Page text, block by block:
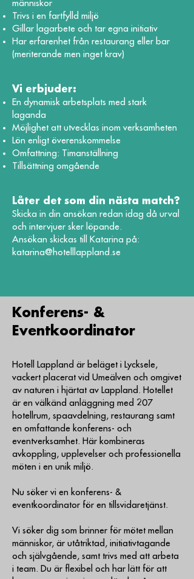
människor
Trivs i en fartfylld miljö
Gillar lagarbete och tar egna initiativ
Har erfarenhet från restaurang eller bar
(meriterande men inget krav)
Vi erbjuder:
En dynamisk arbetsplats med stark
laganda
Möjlighet att utvecklas inom verksamheten
Lön enligt överenskommelse
Omfattning: Timanställning
Tillsättning omgående
Låter det som din nästa match?
Skicka in din ansökan redan idag då urval
och intervjuer sker löpande.
Ansökan skickas till Katarina på:
katarina@hotelllappland.se
Konferens- &
Eventkoordinator
Hotell Lappland är beläget i Lycksele,
vackert placerat vid Umeälven och omgivet
av naturen i hjärtat av Lappland. Hotellet
är en välkänd anläggning med 207
hotellrum, spaavdelning, restaurang samt
en omfattande konferens- och
eventverksamhet. Här kombineras
avkoppling, upplevelser och professionella
möten i en unik miljö.
Nu söker vi en konferens- &
eventkoordinator för en tillsvidaretjänst.
Vi söker dig som brinner för mötet mellan
människor, är utåtriktad, initiativtagande
och självgående, samt trivs med att arbeta
i team. Du är flexibel och har lätt för att